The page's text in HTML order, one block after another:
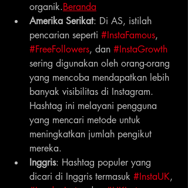
organik.Beranda
Amerika Serikat: Di AS, istilah
pencarian seperti #InstaFamous,
#FreeFollowers, dan #InstaGrowth
sering digunakan oleh orang-orang
yang mencoba mendapatkan lebih
banyak visibilitas di Instagram.
Hashtag ini melayani pengguna
yang mencari metode untuk
meningkatkan jumlah pengikut
mereka.
Inggris: Hashtag populer yang
dicari di Inggris termasuk #InstaUK,